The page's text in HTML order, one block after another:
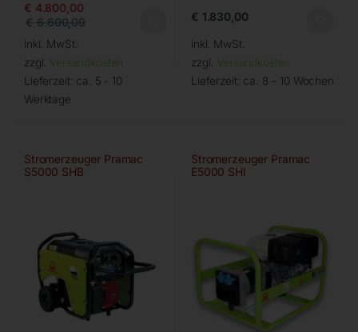
€ 4.800,00
€6.600,00
inkl. MwSt.
zzgl. Versandkosten
Lieferzeit: ca. 5 - 10
Werktage
€ 1.830,00
inkl. MwSt.
zzgl. Versandkosten
Lieferzeit: ca. 8 – 10 Wochen
Stromerzeuger Pramac
S5000 SHB
Stromerzeuger Pramac
E5000 SHI